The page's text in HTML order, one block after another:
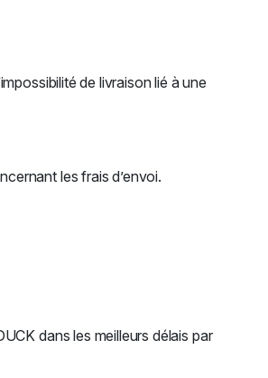
de livraison lié à une
les frais d’envoi.
dans les meilleurs délais par